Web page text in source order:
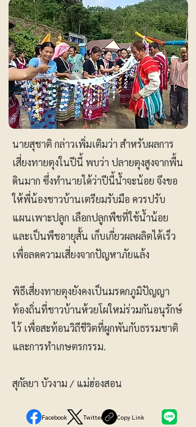
นายสุชาติ กล่าวเพิ่มเติมว่า สำหรับผลการ
เสี่ยงทายตุงในปีนี้ พบว่า ปลายตุงสูงจากพื้น
ดินมาก ซึ่งทำนายได้ว่าปีนี้น้ำจะน้อย จึงขอ
ให้พี่น้องชาวบ้านเตรียมรับมือ ควรปรับ
แผนเพาะปลูก เลือกปลูกพืชที่ใช้น้ำน้อย
และเป็นพืชอายุสั้น เก็บเกี่ยวผลผลิตได้เร็ว
เพื่อลดความเสี่ยงจากปัญหาภัยแล้ง
พิธีเสี่ยงทายตุงยังคงเป็นมรดกภูมิปัญญา
ท้องถิ่นที่ชาวบ้านห้วยโผใหม่ร่วมกันอนุรักษ์
ไว้ เพื่อสะท้อนวิถีชีวิตที่ผูกพันกับธรรมชาติ
และการทำเกษตรกรรม.
สุกัลยา บัวงาม / แม่ฮ่องสอน
Facebook Twitter Copy Link